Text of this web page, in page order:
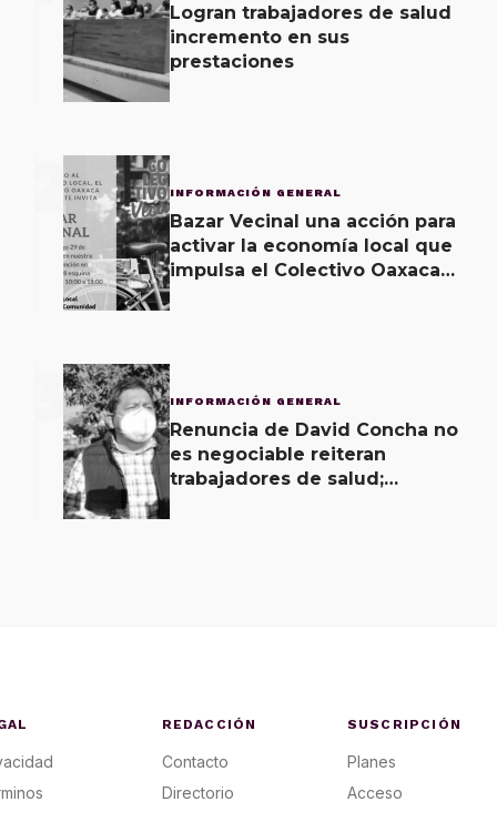
Logran trabajadores de salud
incremento en sus
prestaciones
2 INFORMACIÓN GENERAL
Bazar Vecinal una acción para
activar la economía local que
impulsa el Colectivo Oaxaca
3 INFORMACIÓN GENERAL
Renuncia de David Concha no
es negociable reiteran
trabajadores de salud;
REDACCIÓN
Contacto
Directorio
SUSCRIPCIÓN
Planes
Acceso